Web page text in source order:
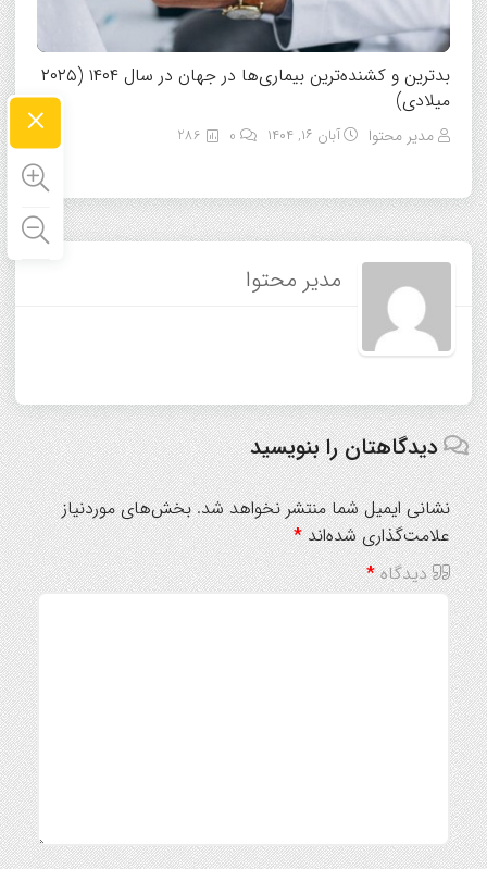
بدترین و کشنده‌ترین بیماری‌ها در جهان در سال ۱۴۰۴ (۲۰۲۵
میلادی)
مدیر محتوا آبان ۱۶, ۱۴۰۴ 286
مدیر محتوا
دیدگاهتان را بنویسید
نشانی ایمیل شما منتشر نخواهد شد. بخش‌های موردنیاز
علامت‌گذاری شده‌اند*
دیدگاه*
×